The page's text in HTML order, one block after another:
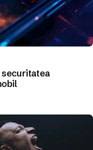
securitatea